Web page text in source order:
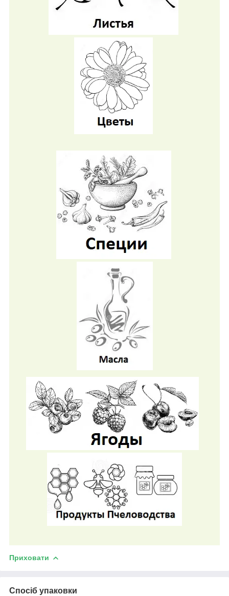
Приховати
Спосіб упаковки